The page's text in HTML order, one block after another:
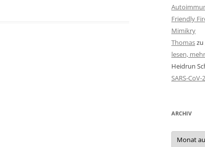
Friendly
Mimikry
Thomaszu
lesen,
Heidrun
SARS-CoV-2
ARCHIV
Archiv